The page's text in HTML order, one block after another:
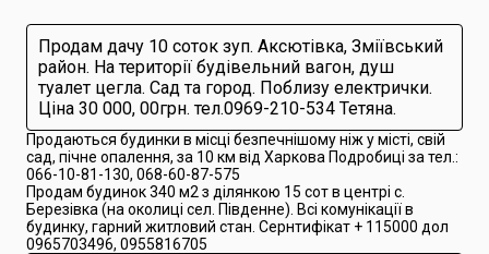
Продам дачу 10 соток зуп. Аксютівка, Зміївський
район. На території будівельний вагон, душ
туалет цегла. Сад та город. Поблизу електрички.
Ціна 30 000, 00грн. тел.0969-210-534 Тетяна.
Продаються будинки в місці безпечнішому ніж у місті, свій
сад, пічне опалення, за 10 км від Харкова Подробиці за тел.:
066-10-81-130, 068-60-87-575
Продам будинок 340 м2 з ділянкою 15 сот в центрі с.
Березівка (на околиці сел. Південне). Всі комунікації в
будинку, гарний житловий стан. Сернтифікат + 115000 дол
0965703496, 0955816705